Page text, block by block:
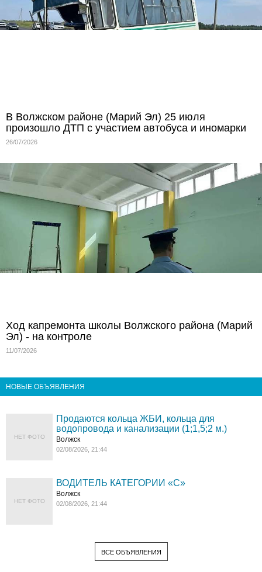
В Волжском районе (Марий Эл) 25 июля
произошло ДТП с участием автобуса и иномарки
26/07/2026
Ход капремонта школы Волжского района (Марий
Эл) - на контроле
11/07/2026
НОВЫЕ ОБЪЯВЛЕНИЯ
НЕТ ФОТО
Продаются кольца ЖБИ, кольца для
водопровода и канализации (1;1,5;2 м.)
Волжск
02/08/2026, 21:44
НЕТ ФОТО
ВОДИТЕЛЬ КАТЕГОРИИ «C»
Волжск
02/08/2026, 21:44
ВСЕ ОБЪЯВЛЕНИЯ